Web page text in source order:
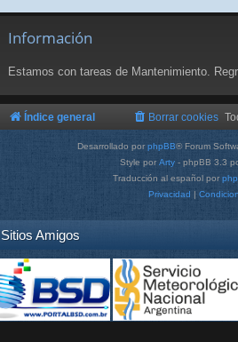
Información
Estamos con tareas de Mantenimiento.
Índice general Borrar cookies
Desarrollado por phpBB® Forum
Style por Arty - phpBB 3.3
Traducción al español por
Privacidad |
Sitios Amigos